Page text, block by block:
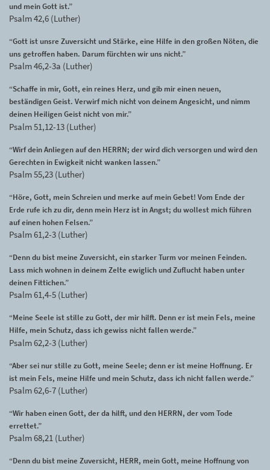
und mein Gott ist.”
Psalm 42,6 (Luther)
“Gott ist unsre Zuversicht und Stärke, eine Hilfe in den großen Nöten, die
uns getroffen haben. Darum fürchten wir uns nicht.”
Psalm 46,2-3a (Luther)
“Schaffe in mir, Gott, ein reines Herz, und gib mir einen neuen,
beständigen Geist. Verwirf mich nicht von deinem Angesicht, und nimm
deinen Heiligen Geist nicht von mir.”
Psalm 51,12-13 (Luther)
“Wirf dein Anliegen auf den HERRN; der wird dich versorgen und wird den
Gerechten in Ewigkeit nicht wanken lassen.”
Psalm 55,23 (Luther)
“Höre, Gott, mein Schreien und merke auf mein Gebet! Vom Ende der
Erde rufe ich zu dir, denn mein Herz ist in Angst; du wollest mich führen
auf einen hohen Felsen.”
Psalm 61,2-3 (Luther)
“Denn du bist meine Zuversicht, ein starker Turm vor meinen Feinden.
Lass mich wohnen in deinem Zelte ewiglich und Zuflucht haben unter
deinen Fittichen.”
Psalm 61,4-5 (Luther)
“Meine Seele ist stille zu Gott, der mir hilft. Denn er ist mein Fels, meine
Hilfe, mein Schutz, dass ich gewiss nicht fallen werde.”
Psalm 62,2-3 (Luther)
“Aber sei nur stille zu Gott, meine Seele; denn er ist meine Hoffnung. Er
ist mein Fels, meine Hilfe und mein Schutz, dass ich nicht fallen werde.”
Psalm 62,6-7 (Luther)
“Wir haben einen Gott, der da hilft, und den HERRN, der vom Tode
errettet.”
Psalm 68,21 (Luther)
“Denn du bist meine Zuversicht, HERR, mein Gott, meine Hoffnung von